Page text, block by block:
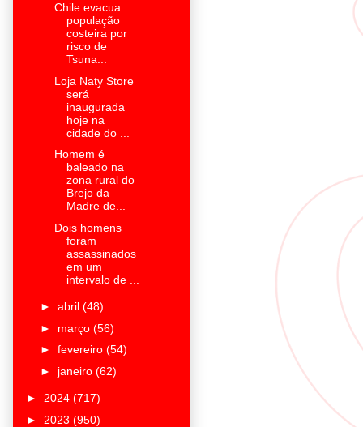
Chile evacua
população
costeira por
risco de
Tsuna...
Loja Naty Store
será
inaugurada
hoje na
cidade do ...
Homem é
baleado na
zona rural do
Brejo da
Madre de...
Dois homens
foram
assassinados
em um
intervalo de ...
► abril (48)
► março (56)
► fevereiro (54)
► janeiro (62)
► 2024 (717)
► 2023 (950)